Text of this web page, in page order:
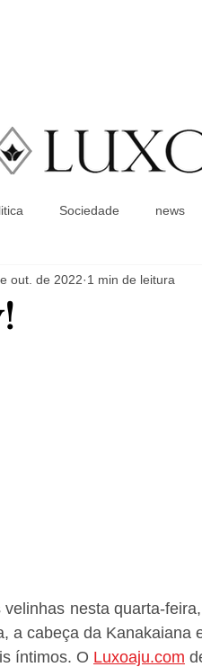
Sociedade news
out. de 2022 1 min de leitura
velinhas nesta quarta-
a cabeça da
íntimos. O Luxoaju.com